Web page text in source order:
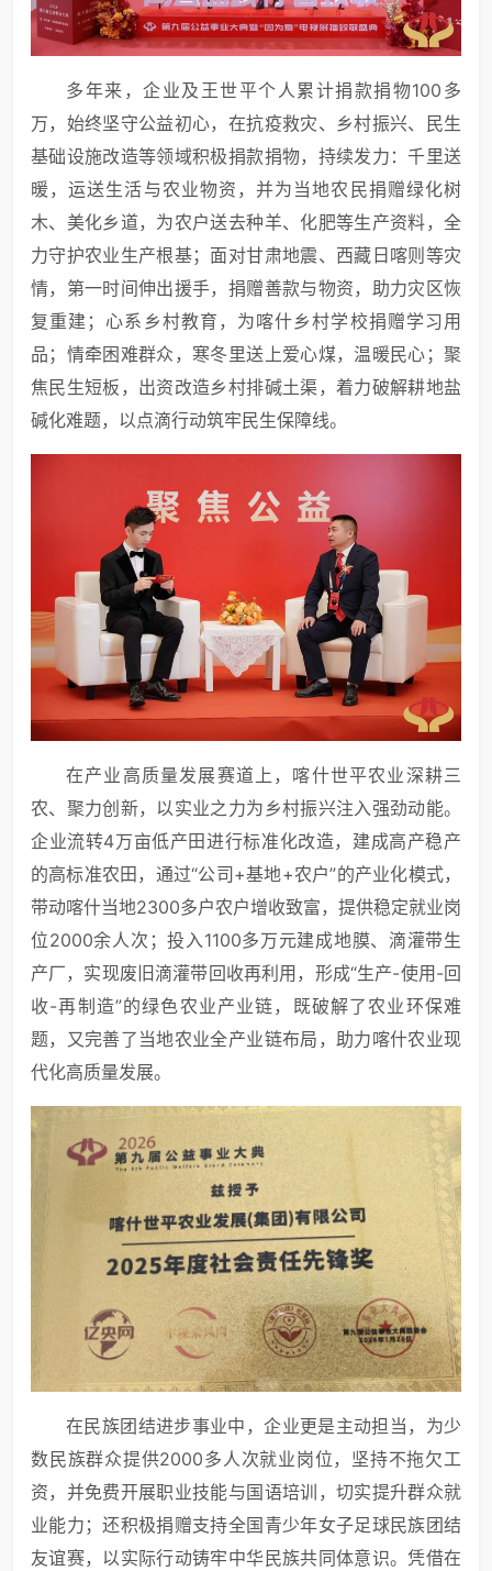
多年来，企业及王世平个人累计捐款捐物100多
万，始终坚守公益初心，在抗疫救灾、乡村振兴、民生
基础设施改造等领域积极捐款捐物，持续发力：千里送
暖，运送生活与农业物资，并为当地农民捐赠绿化树
木、美化乡道，为农户送去种羊、化肥等生产资料，全
力守护农业生产根基；面对甘肃地震、西藏日喀则等灾
情，第一时间伸出援手，捐赠善款与物资，助力灾区恢
复重建；心系乡村教育，为喀什乡村学校捐赠学习用
品；情牵困难群众，寒冬里送上爱心煤，温暖民心；聚
焦民生短板，出资改造乡村排碱土渠，着力破解耕地盐
碱化难题，以点滴行动筑牢民生保障线。
在产业高质量发展赛道上，喀什世平农业深耕三
农、聚力创新，以实业之力为乡村振兴注入强劲动能。
企业流转4万亩低产田进行标准化改造，建成高产稳产
的高标准农田，通过“公司+基地+农户”的产业化模式，
带动喀什当地2300多户农户增收致富，提供稳定就业岗
位2000余人次；投入1100多万元建成地膜、滴灌带生
产厂，实现废旧滴灌带回收再利用，形成“生产-使用-回
收-再制造”的绿色农业产业链，既破解了农业环保难
题，又完善了当地农业全产业链布局，助力喀什农业现
代化高质量发展。
在民族团结进步事业中，企业更是主动担当，为少
数民族群众提供2000多人次就业岗位，坚持不拖欠工
资，并免费开展职业技能与国语培训，切实提升群众就
业能力；还积极捐赠支持全国青少年女子足球民族团结
友谊赛，以实际行动铸牢中华民族共同体意识。凭借在